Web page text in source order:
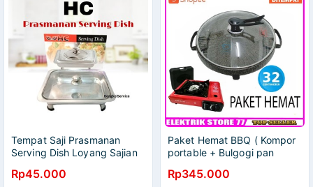
Tempat Saji Prasmanan
Serving Dish Loyang Sajian
Rp45.000
Paket Hemat BBQ ( Kompor
portable + Bulgogi pan
Rp345.000